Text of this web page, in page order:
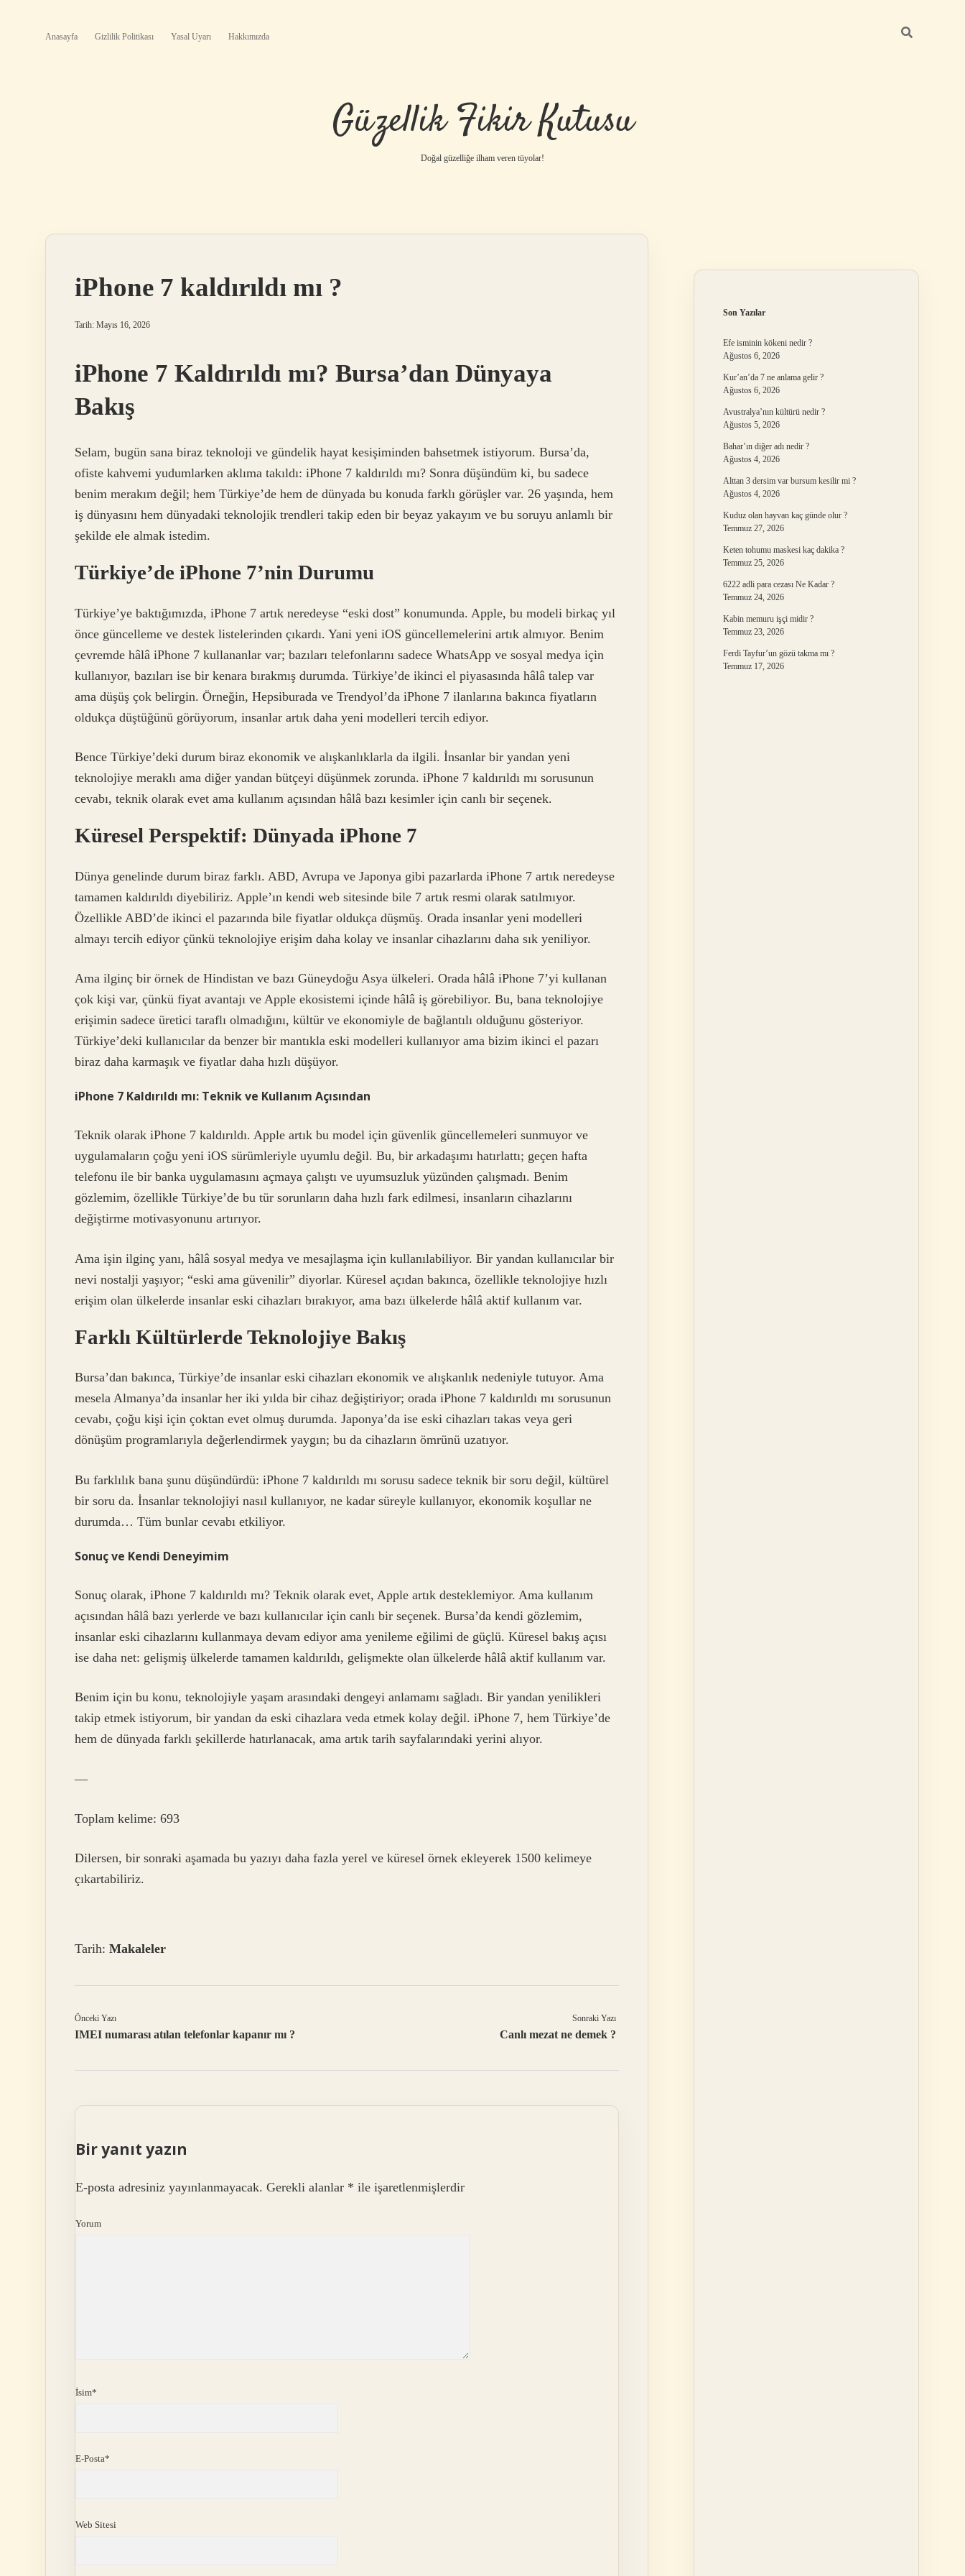
Anasayfa Gizlilik Politikası Yasal Uyarı Hakkımızda
Güzellik Fikir Kutusu
Doğal güzelliğe ilham veren tüyolar!
iPhone 7 kaldırıldı mı ?
Tarih: Mayıs 16, 2026
iPhone 7 Kaldırıldı mı? Bursa’dan Dünyaya
Bakış
Selam, bugün sana biraz teknoloji ve gündelik hayat kesişiminden bahsetmek istiyorum. Bursa’da,
ofiste kahvemi yudumlarken aklıma takıldı: iPhone 7 kaldırıldı mı? Sonra düşündüm ki, bu sadece
benim merakım değil; hem Türkiye’de hem de dünyada bu konuda farklı görüşler var. 26 yaşında, hem
iş dünyasını hem dünyadaki teknolojik trendleri takip eden bir beyaz yakayım ve bu soruyu anlamlı bir
şekilde ele almak istedim.
Türkiye’de iPhone 7’nin Durumu
Türkiye’ye baktığımızda, iPhone 7 artık neredeyse “eski dost” konumunda. Apple, bu modeli birkaç yıl
önce güncelleme ve destek listelerinden çıkardı. Yani yeni iOS güncellemelerini artık almıyor. Benim
çevremde hâlâ iPhone 7 kullananlar var; bazıları telefonlarını sadece WhatsApp ve sosyal medya için
kullanıyor, bazıları ise bir kenara bırakmış durumda. Türkiye’de ikinci el piyasasında hâlâ talep var
ama düşüş çok belirgin. Örneğin, Hepsiburada ve Trendyol’da iPhone 7 ilanlarına bakınca fiyatların
oldukça düştüğünü görüyorum, insanlar artık daha yeni modelleri tercih ediyor.
Bence Türkiye’deki durum biraz ekonomik ve alışkanlıklarla da ilgili. İnsanlar bir yandan yeni
teknolojiye meraklı ama diğer yandan bütçeyi düşünmek zorunda. iPhone 7 kaldırıldı mı sorusunun
cevabı, teknik olarak evet ama kullanım açısından hâlâ bazı kesimler için canlı bir seçenek.
Küresel Perspektif: Dünyada iPhone 7
Dünya genelinde durum biraz farklı. ABD, Avrupa ve Japonya gibi pazarlarda iPhone 7 artık neredeyse
tamamen kaldırıldı diyebiliriz. Apple’ın kendi web sitesinde bile 7 artık resmi olarak satılmıyor.
Özellikle ABD’de ikinci el pazarında bile fiyatlar oldukça düşmüş. Orada insanlar yeni modelleri
almayı tercih ediyor çünkü teknolojiye erişim daha kolay ve insanlar cihazlarını daha sık yeniliyor.
Ama ilginç bir örnek de Hindistan ve bazı Güneydoğu Asya ülkeleri. Orada hâlâ iPhone 7’yi kullanan
çok kişi var, çünkü fiyat avantajı ve Apple ekosistemi içinde hâlâ iş görebiliyor. Bu, bana teknolojiye
erişimin sadece üretici taraflı olmadığını, kültür ve ekonomiyle de bağlantılı olduğunu gösteriyor.
Türkiye’deki kullanıcılar da benzer bir mantıkla eski modelleri kullanıyor ama bizim ikinci el pazarı
biraz daha karmaşık ve fiyatlar daha hızlı düşüyor.
iPhone 7 Kaldırıldı mı: Teknik ve Kullanım Açısından
Teknik olarak iPhone 7 kaldırıldı. Apple artık bu model için güvenlik güncellemeleri sunmuyor ve
uygulamaların çoğu yeni iOS sürümleriyle uyumlu değil. Bu, bir arkadaşımı hatırlattı; geçen hafta
telefonu ile bir banka uygulamasını açmaya çalıştı ve uyumsuzluk yüzünden çalışmadı. Benim
gözlemim, özellikle Türkiye’de bu tür sorunların daha hızlı fark edilmesi, insanların cihazlarını
değiştirme motivasyonunu artırıyor.
Ama işin ilginç yanı, hâlâ sosyal medya ve mesajlaşma için kullanılabiliyor. Bir yandan kullanıcılar bir
nevi nostalji yaşıyor; “eski ama güvenilir” diyorlar. Küresel açıdan bakınca, özellikle teknolojiye hızlı
erişim olan ülkelerde insanlar eski cihazları bırakıyor, ama bazı ülkelerde hâlâ aktif kullanım var.
Farklı Kültürlerde Teknolojiye Bakış
Bursa’dan bakınca, Türkiye’de insanlar eski cihazları ekonomik ve alışkanlık nedeniyle tutuyor. Ama
mesela Almanya’da insanlar her iki yılda bir cihaz değiştiriyor; orada iPhone 7 kaldırıldı mı sorusunun
cevabı, çoğu kişi için çoktan evet olmuş durumda. Japonya’da ise eski cihazları takas veya geri
dönüşüm programlarıyla değerlendirmek yaygın; bu da cihazların ömrünü uzatıyor.
Bu farklılık bana şunu düşündürdü: iPhone 7 kaldırıldı mı sorusu sadece teknik bir soru değil, kültürel
bir soru da. İnsanlar teknolojiyi nasıl kullanıyor, ne kadar süreyle kullanıyor, ekonomik koşullar ne
durumda… Tüm bunlar cevabı etkiliyor.
Sonuç ve Kendi Deneyimim
Sonuç olarak, iPhone 7 kaldırıldı mı? Teknik olarak evet, Apple artık desteklemiyor. Ama kullanım
açısından hâlâ bazı yerlerde ve bazı kullanıcılar için canlı bir seçenek. Bursa’da kendi gözlemim,
insanlar eski cihazlarını kullanmaya devam ediyor ama yenileme eğilimi de güçlü. Küresel bakış açısı
ise daha net: gelişmiş ülkelerde tamamen kaldırıldı, gelişmekte olan ülkelerde hâlâ aktif kullanım var.
Benim için bu konu, teknolojiyle yaşam arasındaki dengeyi anlamamı sağladı. Bir yandan yenilikleri
takip etmek istiyorum, bir yandan da eski cihazlara veda etmek kolay değil. iPhone 7, hem Türkiye’de
hem de dünyada farklı şekillerde hatırlanacak, ama artık tarih sayfalarındaki yerini alıyor.
—
Toplam kelime: 693
Dilersen, bir sonraki aşamada bu yazıyı daha fazla yerel ve küresel örnek ekleyerek 1500 kelimeye
çıkartabiliriz.
Tarih: Makaleler
Önceki Yazı
IMEI numarası atılan telefonlar kapanır mı ?
Sonraki Yazı
Canlı mezat ne demek ?
Bir yanıt yazın
E-posta adresiniz yayınlanmayacak. Gerekli alanlar * ile işaretlenmişlerdir
Yorum
İsim*
E-Posta*
Web Sitesi
Son Yazılar
Efe isminin kökeni nedir ?
Ağustos 6, 2026
Kur’an’da 7 ne anlama gelir ?
Ağustos 6, 2026
Avustralya’nın kültürü nedir ?
Ağustos 5, 2026
Bahar’ın diğer adı nedir ?
Ağustos 4, 2026
Alttan 3 dersim var bursum kesilir mi ?
Ağustos 4, 2026
Kuduz olan hayvan kaç günde olur ?
Temmuz 27, 2026
Keten tohumu maskesi kaç dakika ?
Temmuz 25, 2026
6222 adli para cezası Ne Kadar ?
Temmuz 24, 2026
Kabin memuru işçi midir ?
Temmuz 23, 2026
Ferdi Tayfur’un gözü takma mı ?
Temmuz 17, 2026